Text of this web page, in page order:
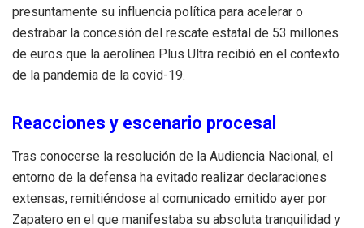
presuntamente su influencia política para acelerar o
destrabar la concesión del rescate estatal de 53 millones
de euros que la aerolínea Plus Ultra recibió en el contexto
de la pandemia de la covid-19.
Reacciones y escenario procesal
Tras conocerse la resolución de la Audiencia Nacional, el
entorno de la defensa ha evitado realizar declaraciones
extensas, remitiéndose al comunicado emitido ayer por
Zapatero en el que manifestaba su absoluta tranquilidad y